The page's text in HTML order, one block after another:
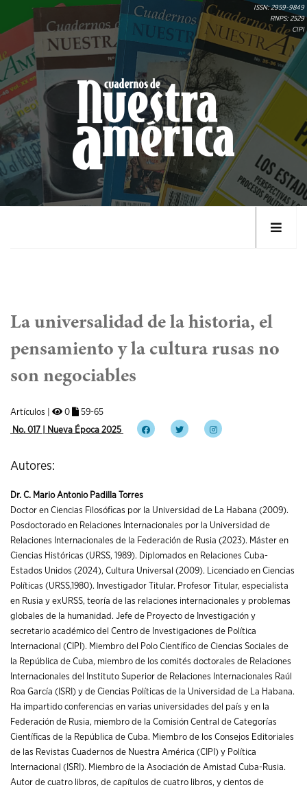
ISSN: 2959-9849
RNPS: 2529
CIPI
La universalidad de la historia, el
pensamiento y la cultura rusas no
son negociables
Artículos | 0
59-65
No. 017 | Nueva Época 2025
Autores:
Dr. C. Mario Antonio Padilla Torres
Doctor en Ciencias Filosóficas por la Universidad de La Habana (2009).
Posdoctorado en Relaciones Internacionales por la Universidad de
Relaciones Internacionales de la Federación de Rusia (2023). Máster en
Ciencias Históricas (URSS, 1989). Diplomados en Relaciones Cuba-
Estados Unidos (2024), Cultura Universal (2009). Licenciado en Ciencias
Políticas (URSS,1980). Investigador Titular. Profesor Titular, especialista
en Rusia y exURSS, teoría de las relaciones internacionales y problemas
globales de la humanidad. Jefe de Proyecto de Investigación y
secretario académico del Centro de Investigaciones de Política
Internacional (CIPI). Miembro del Polo Científico de Ciencias Sociales de
la República de Cuba, miembro de los comités doctorales de Relaciones
Internacionales del Instituto Superior de Relaciones Internacionales Raúl
Roa García (ISRI) y de Ciencias Políticas de la Universidad de La Habana.
Ha impartido conferencias en varias universidades del país y en la
Federación de Rusia, miembro de la Comisión Central de Categorías
Científicas de la República de Cuba. Miembro de los Consejos Editoriales
de las Revistas Cuadernos de Nuestra América (CIPI) y Política
Internacional (ISRI). Miembro de la Asociación de Amistad Cuba-Rusia.
Autor de cuatro libros, de capítulos de cuatro libros, y cientos de